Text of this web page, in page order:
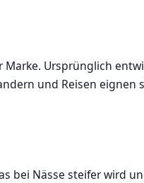
Ursprünglich
und Reisen eignen
bei Nässe steifer wird